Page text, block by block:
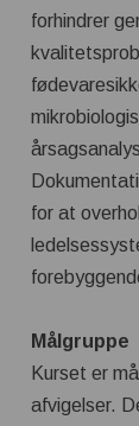
forhindrer
for at
Målgruppe
Kurset er
afvigelser.